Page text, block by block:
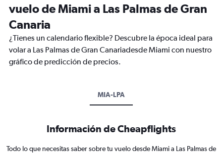
vuelo de Miami a Las Palmas de Gran
Canaria
¿Tienes un calendario flexible? Descubre la época ideal para
volar a Las Palmas de Gran Canariadesde Miami con nuestro
gráfico de predicción de precios.
MIA-LPA
Información de Cheapflights
Todo lo que necesitas saber sobre tu vuelo desde Miami a Las Palmas de